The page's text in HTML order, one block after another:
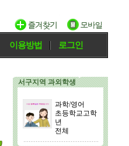
이용방법 로그인
서구지역 과외학생
과학/영어
초등학교고학
년
전체